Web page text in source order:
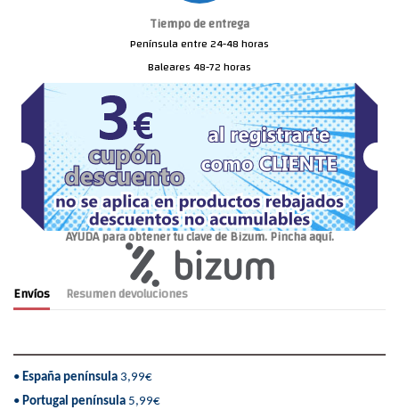
Tiempo de entrega
Península entre 24-48 horas
Baleares 48-72 horas
AYUDA para obtener tu clave de Bizum. Pincha aquí.
Envíos Resumen devoluciones
• España península 3,99€
• Portugal península 5,99€